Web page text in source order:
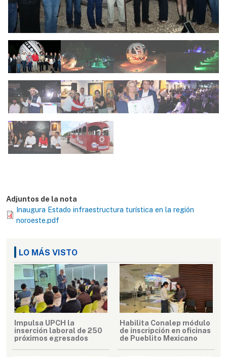
Adjuntos de la nota
Inaugura Estado infraestructura turística en la región
noroeste.pdf
LO MÁS VISTO
Impulsa UPCH la
inserción laboral de 250
próximos egresados
Habilita Conalep módulo
de inscripción en oficinas
de Pueblito Mexicano